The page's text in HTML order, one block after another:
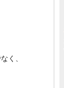
く、